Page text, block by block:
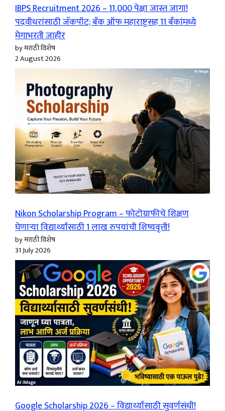
IBPS Recruitment 2026 – 11,000 पेक्षा जास्त जागा!
पदवीधरांसाठी जॅकपॉट; बँक ऑफ महाराष्ट्रसह 11 बँकांमध्ये
मेगाभरती जाहीर
by मराठी विशेष
2 August 2026
Nikon Scholarship Program – फोटोग्राफीचे शिक्षण
घेणाऱ्या विद्यार्थ्यांसाठी 1 लाख रुपयांची शिष्यवृत्ती!
by मराठी विशेष
31 July 2026
Google Scholarship 2026 – विद्यार्थ्यांसाठी सुवर्णसंधी!